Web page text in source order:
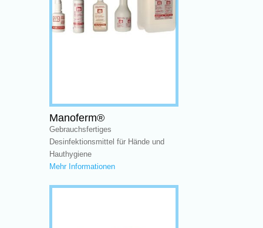
Manoferm®
Gebrauchsfertiges
Desinfektionsmittel für Hände und
Hauthygiene
Mehr Informationen